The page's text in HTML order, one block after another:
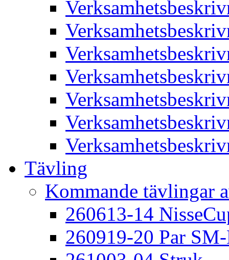
Tävling
Kommande tävlingar
260613-14
260919-20 Par